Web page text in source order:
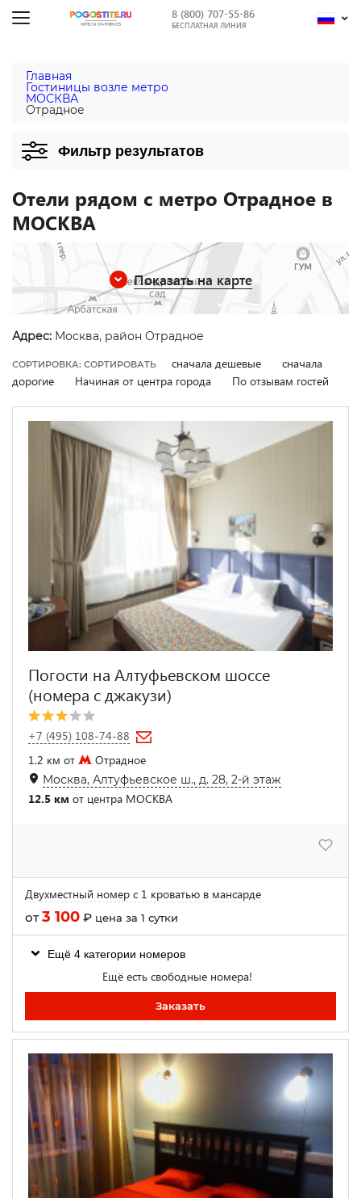
8 (800) 707-55-86
БЕСПЛАТНАЯ ЛИНИЯ
Главная
Гостиницы возле метро
МОСКВА
Отрадное
Фильтр результатов
Отели рядом с метро Отрадное в
МОСКВА
Показать на карте
Адрес: Москва, район Отрадное
СОРТИРОВКА: СОРТИРОВАТЬ сначала дешевые
сначала
дорогие
Начиная от центра города По отзывам гостей
Погости на Алтуфьевском шоссе
(номера с джакузи)
+7 (495) 108-74-88
1.2 км от
Отрадное
Москва, Алтуфьевское ш., д. 28, 2-й этаж
12.5 км от центра МОСКВА
Двухместный номер с 1 кроватью в мансарде
от3 100 ₽ цена за 1 сутки
Ещё 4 категории номеров
Ещё есть свободные номера!
Заказать